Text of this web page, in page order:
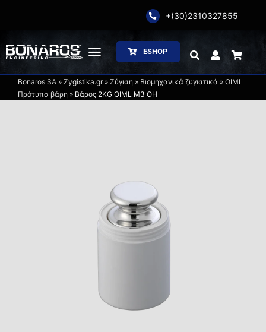
content
+(30)2310327855
Toggle
Navigation
Αρχική
ESHOP
Bonaros SA» Zygistika.gr» Ζύγιση » Βιομηχανικά ζυγιστικά » OIML
Πρότυπα βάρη » Βάρος 2KG OIML M3 OH